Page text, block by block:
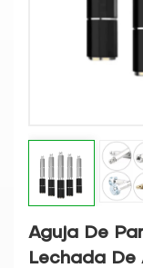
Aguja De
Lechada De